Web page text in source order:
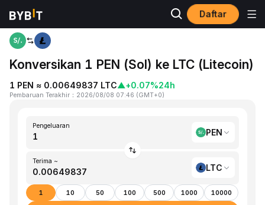
Daftar
Beranda
Konversikan 1 PEN (Sol) ke LTC (Litecoin)
1 PEN ≈ 0.00649837 LTC▲+0.07%24h
Pembaruan Terakhir ： 2026/08/08 07:46 (GMT+0)
Pengeluaran
PEN
Terima ~
LTC
1 10 50 100 500 1000 10000